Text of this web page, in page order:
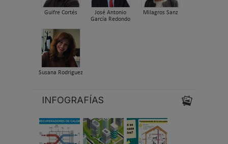
Guifre Cortés
José Antonio
García Redondo
Milagros Sanz
Susana Rodriguez
INFOGRAFÍAS